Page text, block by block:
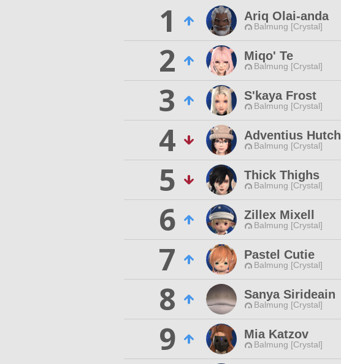
1 Ariq Olai-anda
Balmung [Crystal]
2
Miqo' Te
Balmung [Crystal]
3
S'kaya Frost
Balmung [Crystal]
4
Adventius Hutch
Balmung [Crystal]
5
Thick Thighs
Balmung [Crystal]
6
Zillex Mixell
Balmung [Crystal]
7
Pastel Cutie
Balmung [Crystal]
8
Sanya Sirideain
Balmung [Crystal]
9
Mia Katzov
Balmung [Crystal]